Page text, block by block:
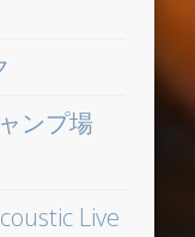
ンプ場
Live